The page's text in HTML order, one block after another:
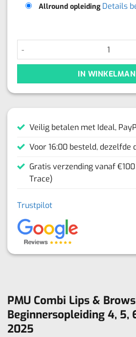
PMU Combi Lips & Brows
Beginnersopleiding 4, 5,
2025
Allround opleiding Details
PMU Combi Lips & Brows
IN
Veilig betalen met Ideal,
Voor 16:00 besteld, dezelfde
Gratis verzending vanaf
Trace)
Trustpilot